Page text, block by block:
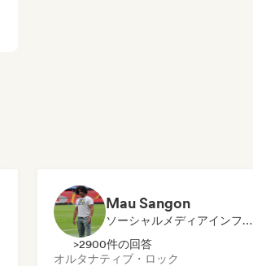
Mau Sangon
ソーシャルメディアインフルエンサー
>2900件の回答
オルタナティブ・ロック